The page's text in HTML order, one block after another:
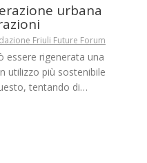
urbana
Friuli Future Forum
essere rigenerata una
utilizzo più sostenibile
tentando di…